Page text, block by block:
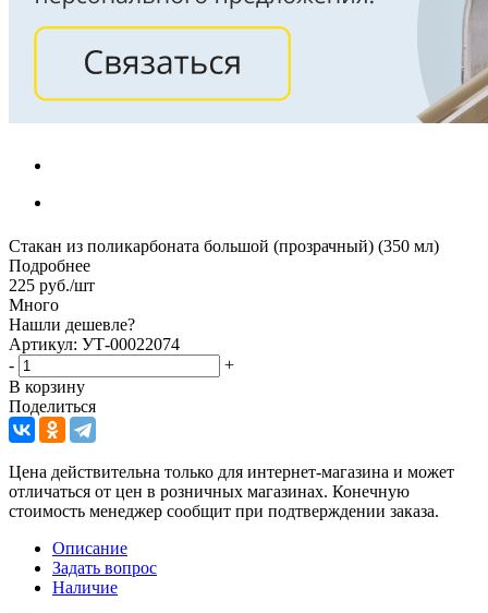
Стакан из поликарбоната большой (прозрачный) (350 мл)
Подробнее
225 руб./шт
Много
Нашли дешевле?
Артикул: УТ-00022074
-
+
В корзину
Поделиться
Цена действительна только для интернет-магазина и может
отличаться от цен в розничных магазинах. Конечную
стоимость менеджер сообщит при подтверждении заказа.
Описание
Задать вопрос
Наличие